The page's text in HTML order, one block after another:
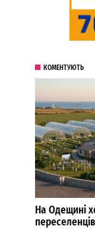
КОМЕНТУЮТЬ
На Одещині